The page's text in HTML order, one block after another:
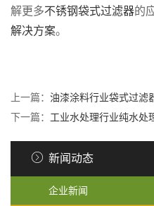
解更多不锈钢袋式过滤器的
解决方案。
上一篇： 油漆涂料行业袋式过滤
下一篇： 工业水处理行业纯水处
新闻动态
企业新闻